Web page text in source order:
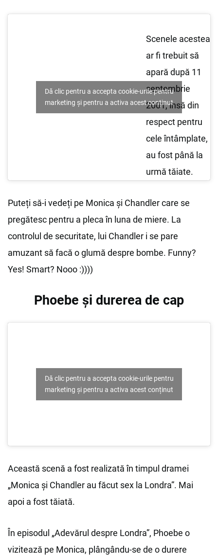
Scenele acestea
ar fi trebuit să
apară după 11
septembrie
2001, însă din
respect pentru
cele întâmplate,
au fost până la
urmă tăiate.
Dă clic pentru a accepta cookie-urile pentru
marketing și pentru a activa acest conținut
Puteți să-i vedeți pe Monica și Chandler care se
pregătesc pentru a pleca în luna de miere. La
controlul de securitate, lui Chandler i se pare
amuzant să facă o glumă despre bombe. Funny?
Yes! Smart? Nooo :))))
Phoebe și durerea de cap
Dă clic pentru a accepta cookie-urile pentru
marketing și pentru a activa acest conținut
Această scenă a fost realizată în timpul dramei
„Monica și Chandler au făcut sex la Londra”. Mai
apoi a fost tăiată.
În episodul „Adevărul despre Londra”, Phoebe o
vizitează pe Monica, plângându-se de o durere